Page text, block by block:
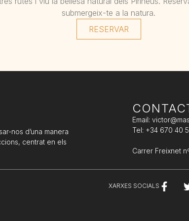
submergeix-te a la natura.
RESERVAR
nos d’una manera
centrat en els
Email:
Tel: +34 670 40
Carrer Freixnet
XARXES SOCIALS